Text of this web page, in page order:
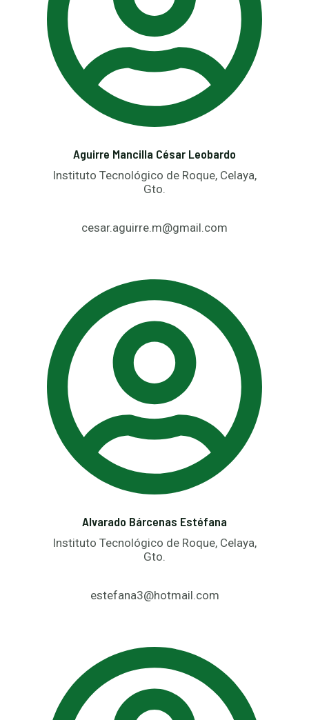
Aguirre Mancilla César Leobardo
Instituto Tecnológico de Roque, Celaya,
Gto.
cesar.aguirre.m@gmail.com
Alvarado Bárcenas Estéfana
Instituto Tecnológico de Roque, Celaya,
Gto.
estefana3@hotmail.com